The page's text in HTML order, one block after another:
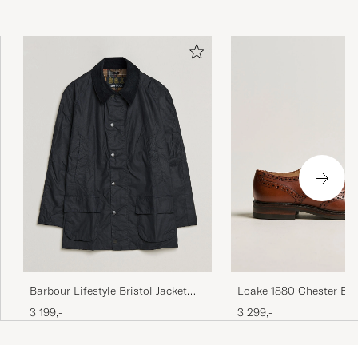
Perfekt, supernöjd med vara och leverans
GÖRAN H KØBTE PÅ CAREOFCARL.SE
Utrolig rask levering. Veldig fornøyd.
KAREN O KØBTE PÅ CAREOFCARL.NO
Barbour Lifestyle Bristol Jacket
Navy
3 199,-
Loake 1880 Chester
Mahogany Burnished
3 299,-